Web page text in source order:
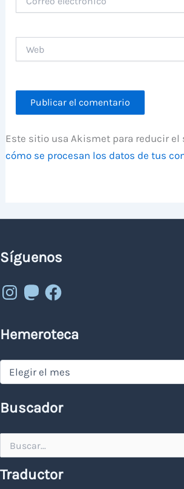
electrónico
Este sitio usa Akismet para reducir el
cómo se procesan los datos de tus
Síguenos
Instagram
MastodonFacebook
Hemeroteca
Hemeroteca
Buscador
por:
Traductor